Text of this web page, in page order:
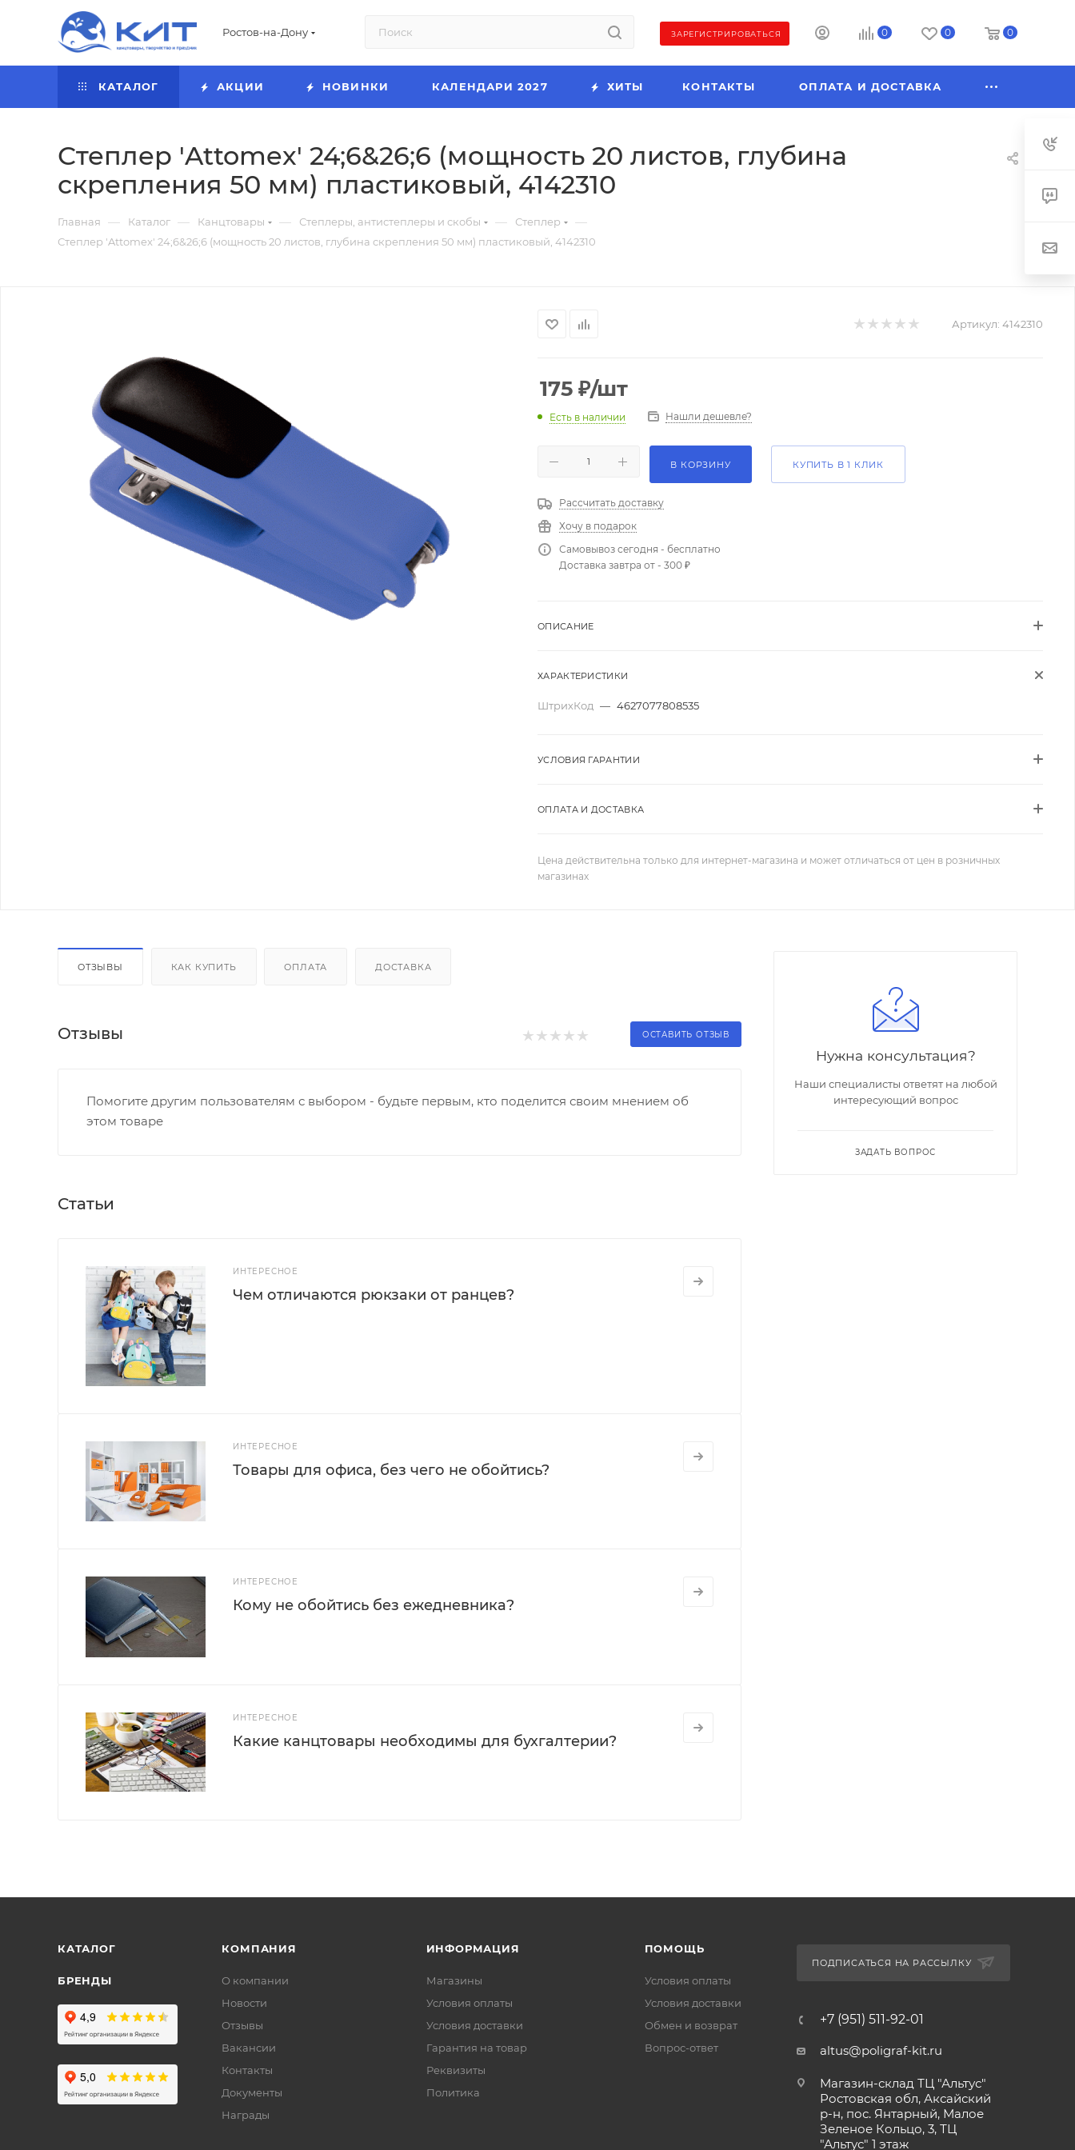
Ростов-на-Дону ЗАРЕГИСТРИРОВАТЬСЯ 0 0 0
КАТАЛОГ АКЦИИ НОВИНКИ КАЛЕНДАРИ 2027 ХИТЫ КОНТАКТЫ ОПЛАТА И ДОСТАВКА
Степлер 'Attomex' 24;6&26;6 (мощность 20 листов, глубина
скрепления 50 мм) пластиковый, 4142310
Главная — Каталог — Канцтовары — Степлеры, антистеплеры и скобы — Степлер —
Степлер 'Attomex' 24;6&26;6 (мощность 20 листов, глубина скрепления 50 мм) пластиковый, 4142310
Артикул: 4142310
175 ₽/шт
Есть в наличии Нашли дешевле?
В КОРЗИНУ КУПИТЬ В 1 КЛИК
Рассчитать доставку
Хочу в подарок
Самовывоз сегодня - бесплатно
Доставка завтра от - 300 ₽
ОПИСАНИЕ
ХАРАКТЕРИСТИКИ
ШтрихКод — 4627077808535
УСЛОВИЯ ГАРАНТИИ
ОПЛАТА И ДОСТАВКА
Цена действительна только для интернет-магазина и может отличаться от цен в розничных
магазинах
ОТЗЫВЫ КАК КУПИТЬ ОПЛАТА ДОСТАВКА
Отзывы ОСТАВИТЬ ОТЗЫВ
Помогите другим пользователям с выбором - будьте первым, кто поделится своим мнением об
этом товаре
Статьи
ИНТЕРЕСНОЕ
Чем отличаются рюкзаки от ранцев?
ИНТЕРЕСНОЕ
Товары для офиса, без чего не обойтись?
ИНТЕРЕСНОЕ
Кому не обойтись без ежедневника?
ИНТЕРЕСНОЕ
Какие канцтовары необходимы для бухгалтерии?
Нужна консультация?
Наши специалисты ответят на любой
интересующий вопрос
ЗАДАТЬ ВОПРОС
КАТАЛОГ
БРЕНДЫ
КОМПАНИЯ
О компании
Новости
Отзывы
Вакансии
Контакты
Документы
Награды
ИНФОРМАЦИЯ
Магазины
Условия оплаты
Условия доставки
Гарантия на товар
Реквизиты
Политика
ПОМОЩЬ
Условия оплаты
Условия доставки
Обмен и возврат
Вопрос-ответ
ПОДПИСАТЬСЯ НА РАССЫЛКУ
+7 (951) 511-92-01
altus@poligraf-kit.ru
Магазин-склад ТЦ "Альтус"
Ростовская обл, Аксайский
р-н, пос. Янтарный, Малое
Зеленое Кольцо, 3, ТЦ
"Альтус" 1 этаж